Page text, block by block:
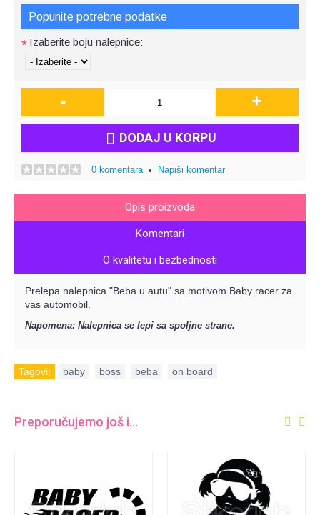
Popunite potrebne podatke
* Izaberite boju nalepnice:
- +
DODAJ U KORPU
0 komentara• Napiši komentar
Opis proizvoda
Komentari
O kvalitetu i bezbednosti
Prelepa nalepnica "Beba u autu" sa motivom Baby racer za
vas automobil.
Napomena: Nalepnica se lepi sa spoljne strane.
Tagovi: baby boss beba on board
Preporučujemo još i...